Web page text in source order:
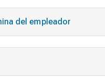
del empleador